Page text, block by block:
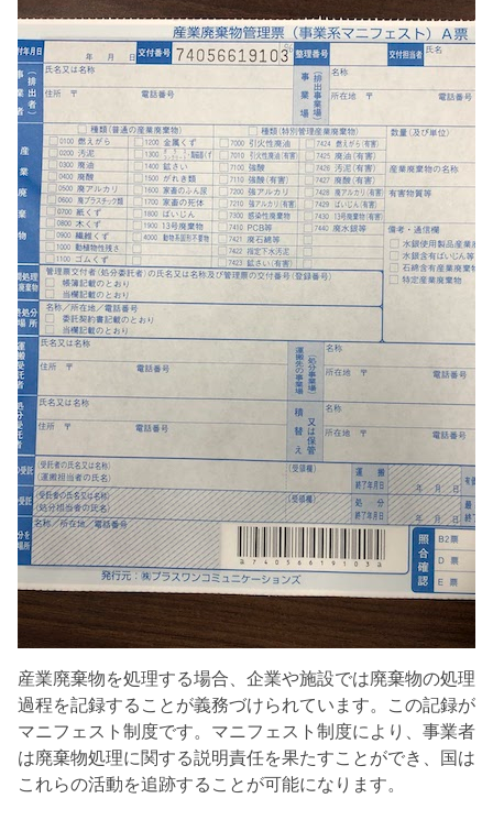
産業廃棄物を処理する場合、企業や施設では廃棄物の処理
過程を記録することが義務づけられています。この記録が
マニフェスト制度です。マニフェスト制度により、事業者
は廃棄物処理に関する説明責任を果たすことができ、国は
これらの活動を追跡することが可能になります。